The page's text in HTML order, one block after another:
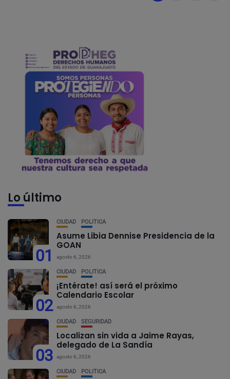
Lo último
01
CIUDAD POLÍTICA
Asume Libia Dennise Presidencia de la
GOAN
agosto 6, 2026
02
CIUDAD POLÍTICA
¡Entérate! así será el próximo
Calendario Escolar
agosto 6, 2026
03
CIUDAD SEGURIDAD
Localizan sin vida a Jaime Rayas,
delegado de La Sandía
agosto 6, 2026
CIUDAD POLÍTICA